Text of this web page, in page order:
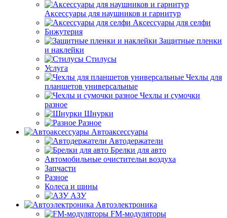
Аксессуары для наушников и гарнитур
Аксессуары для селфи
Бижутерия
Защитные пленки
и наклейки
Стилусы
Услуга
Чехлы для
планшетов универсальные
Чехлы и сумочки
разное
Шнурки
Разное
Автоаксессуары
Автодержатели
Брелки для авто
Автомобильные очистительи воздуха
Запчасти
Разное
Колеса и шины
АЗУ
Автоэлектроника
FM-модуляторы